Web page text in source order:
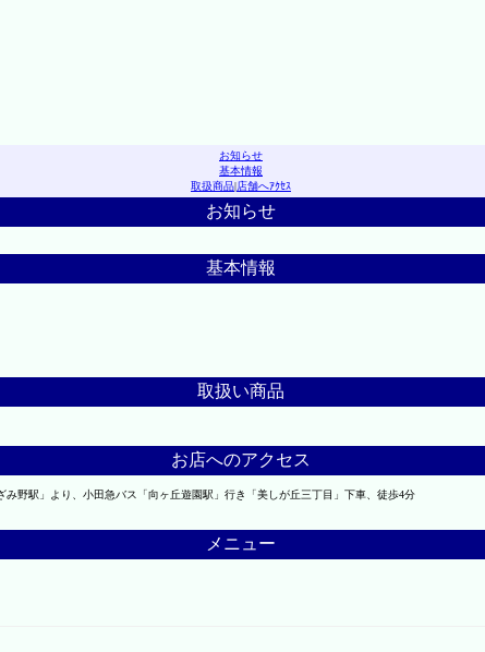
お知らせ
基本情報
取扱商品|店舗へｱｸｾｽ
お知らせ
基本情報
取扱い商品
お店へのアクセス
野駅」より、小田急バス「向ヶ丘遊園駅」行き「美しが丘三丁目」下車、徒歩4分
メニュー